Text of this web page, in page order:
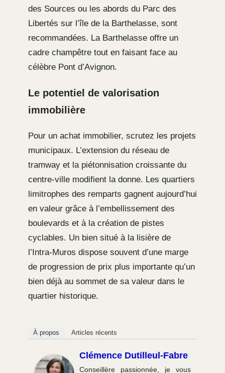
des Sources ou les abords du Parc des
Libertés sur l’île de la Barthelasse, sont
recommandées. La Barthelasse offre un
cadre champêtre tout en faisant face au
célèbre Pont d’Avignon.
Le potentiel de valorisation
immobilière
Pour un achat immobilier, scrutez les projets
municipaux. L’extension du réseau de
tramway et la piétonnisation croissante du
centre-ville modifient la donne. Les quartiers
limitrophes des remparts gagnent aujourd’hui
en valeur grâce à l’embellissement des
boulevards et à la création de pistes
cyclables. Un bien situé à la lisière de
l’Intra-Muros dispose souvent d’une marge
de progression de prix plus importante qu’un
bien déjà au sommet de sa valeur dans le
quartier historique.
À propos Articles récents
Clémence Dutilleul-Fabre
Conseillère passionnée, je vous